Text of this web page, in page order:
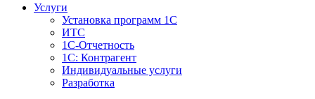
Услуги
Установка программ 1С
ИТС
1С-Отчетность
1С: Контрагент
Индивидуальные услуги
Разработка